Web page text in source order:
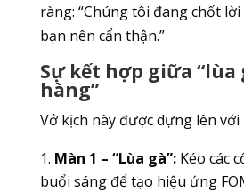
ràng: “Chúng tôi đang chốt
bạn nên cẩn thận.”
Sự kết hợp giữa “lùa
hàng”
Vở kịch này được dựng lên với
Màn 1 – “Lùa gà”:Kéo các
buổi sáng để tạo hiệu ứng